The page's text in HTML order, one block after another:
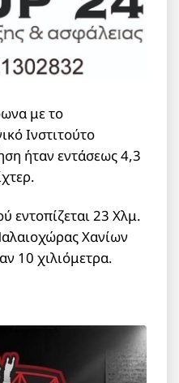
με το
Ινστιτούτο
ήταν εντάσεως 4,3
εντοπίζεται 23 Χλμ.
Χανίων
10 χιλιόμετρα.